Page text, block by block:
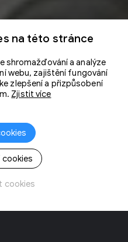
na této stránce
shromažďování a analýze
webu, zajištění fungování
zlepšení a přizpůsobení
Zjistit více
cookies
cookies